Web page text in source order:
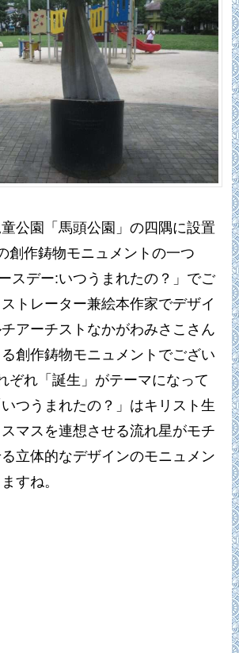
公園「馬頭公園」の四隅に設置
創作鋳物モニュメントの一つ
スデー:いつうまれたの？」でご
トレーター兼絵本作家でデザイ
アーチストなかがわみさこさん
創作鋳物モニュメントでござい
ぞれ「誕生」がテーマになって
つうまれたの？」はキリスト生
マスを連想させる流れ星がモチ
立体的なデザインのモニュメン
すね。